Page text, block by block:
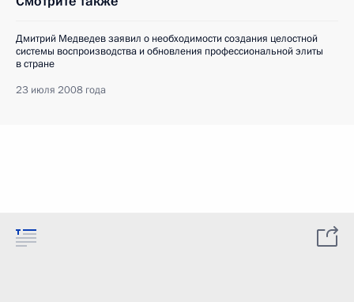
Дмитрий Медведев заявил о необходимости создания целостной
системы воспроизводства и обновления профессиональной элиты
в стране
23 июля 2008 года